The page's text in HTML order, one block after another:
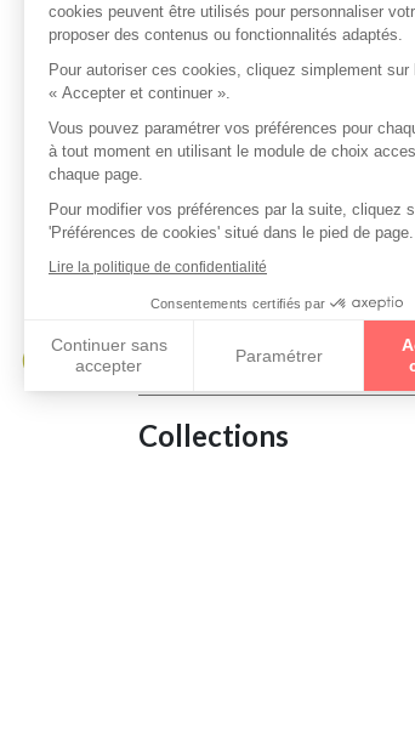
dominique Gaudi
Si vous avez besoin d'une paire
conseils gentillesse et prix
K S le 26/09/
Vendeur sympathique
Conseil, disponibilité et produits
Collections